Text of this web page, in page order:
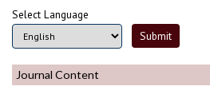
Select Language
Journal Content